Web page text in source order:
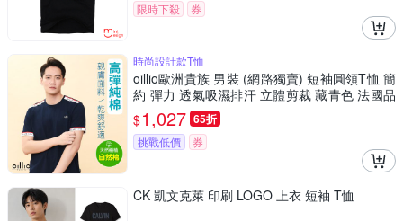
限時下殺 券
時尚設計款T恤
oillio歐洲貴族 男裝 (網路獨賣) 短袖圓領T恤 簡
約 彈力 透氣吸濕排汗 立體剪裁 藏青色 法國品
牌
$1,027 65折
挑戰低價 券
CK 凱文克萊 印刷 LOGO 上衣 短袖 T恤